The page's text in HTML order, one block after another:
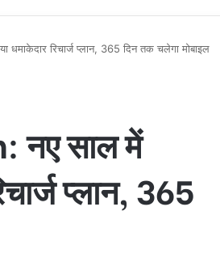
रिचार्ज प्लान, 365 दिन तक चलेगा मोबाइल
नए साल में
प्लान, 365